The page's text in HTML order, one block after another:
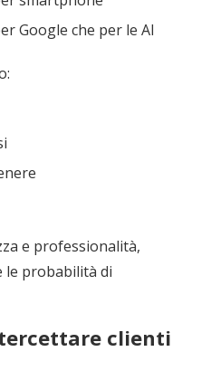
Google che per le AI
e professionalità,
le probabilità di
clienti